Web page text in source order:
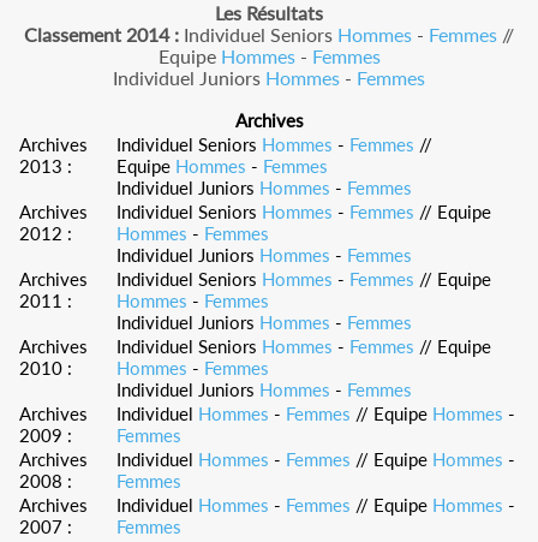
Les Résultats
Classement 2014 : Individuel Seniors Hommes - Femmes //
Equipe Hommes- Femmes
Individuel Juniors Hommes - Femmes
Archives
Archives
2013 :
Individuel Seniors Hommes - Femmes //
Equipe Hommes - Femmes
Individuel Juniors Hommes - Femmes
Archives
2012 :
Individuel Seniors Hommes - Femmes // Equipe
Hommes - Femmes
Individuel Juniors Hommes - Femmes
Archives
2011 :
Individuel Seniors Hommes - Femmes // Equipe
Hommes - Femmes
Individuel Juniors Hommes - Femmes
Archives
2010 :
Individuel Seniors Hommes - Femmes // Equipe
Hommes - Femmes
Individuel Juniors Hommes - Femmes
Archives
2009 :
Individuel Hommes - Femmes // Equipe Hommes -
Femmes
Archives
2008 :
Individuel Hommes - Femmes // Equipe Hommes -
Femmes
Archives
2007 :
Individuel Hommes - Femmes // Equipe Hommes -
Femmes